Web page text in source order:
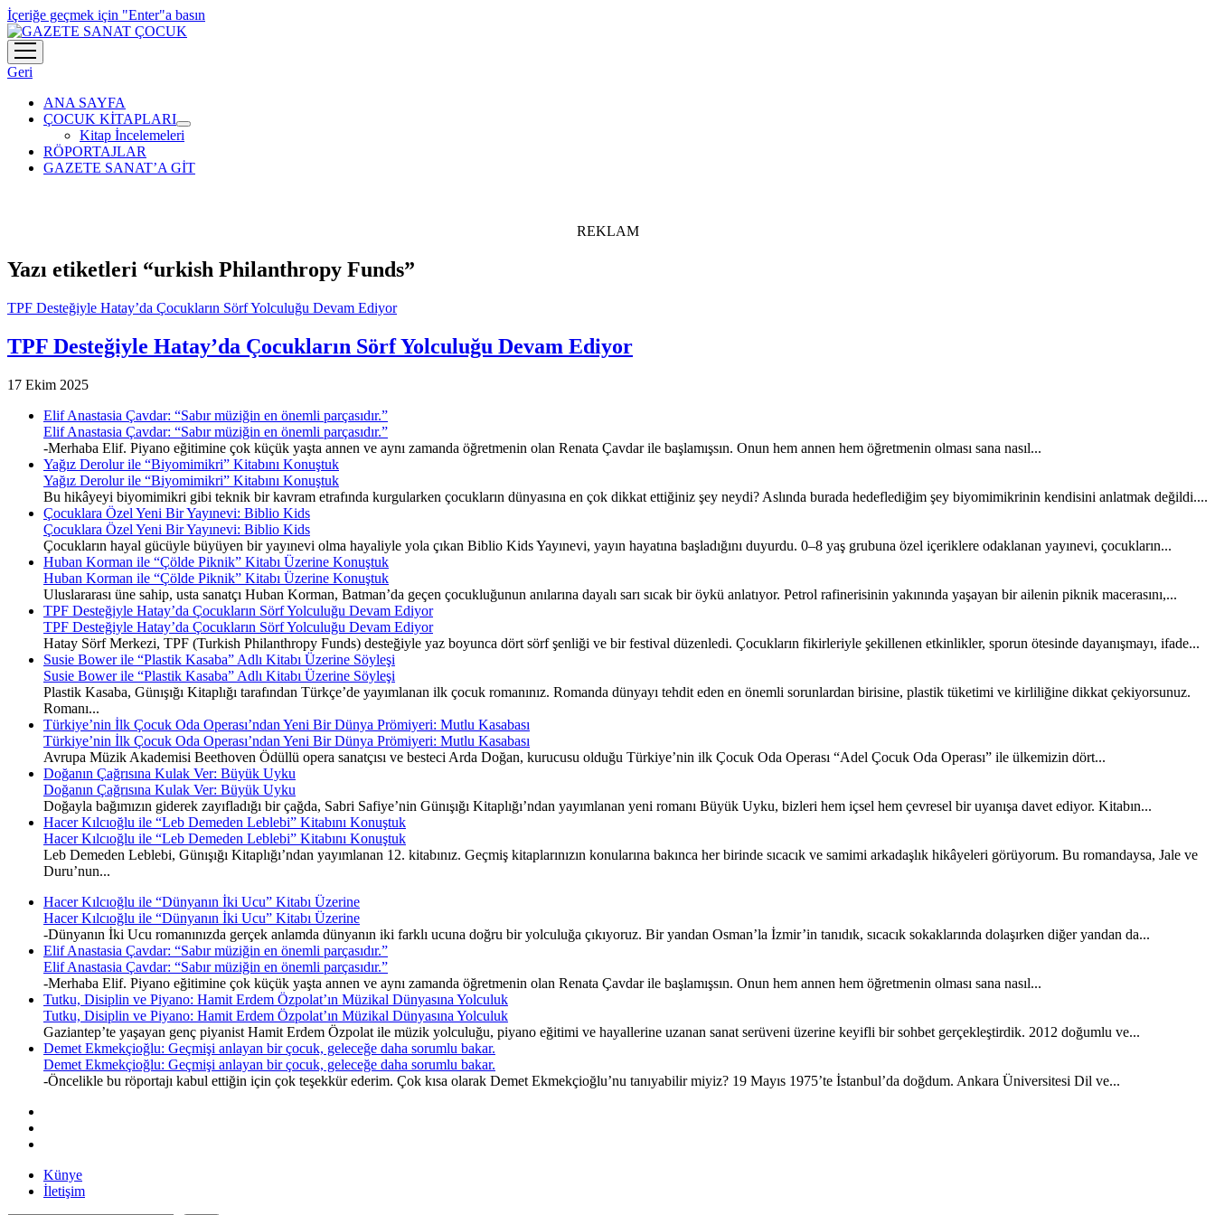
İçeriğe geçmek için "Enter"a basın
menüyü
aç
Geri
ANA SAYFA
ÇOCUK KİTAPLARI
menüyü
aç
Kitap İncelemeleri
RÖPORTAJLAR
GAZETE SANAT’A GİT
REKLAM
Yazı etiketleri “urkish Philanthropy Funds”
TPF Desteğiyle Hatay’da Çocukların Sörf Yolculuğu Devam Ediyor
TPF Desteğiyle Hatay’da Çocukların Sörf Yolculuğu Devam Ediyor
17 Ekim 2025
Elif Anastasia Çavdar: “Sabır müziğin en önemli parçasıdır.”
Elif Anastasia Çavdar: “Sabır müziğin en önemli parçasıdır.”
-Merhaba Elif. Piyano eğitimine çok küçük yaşta annen ve aynı zamanda öğretmenin olan Renata Çavdar ile başlamışsın. Onun hem annen hem öğretmenin olması sana nasıl...
Yağız Derolur ile “Biyomimikri” Kitabını Konuştuk
Yağız Derolur ile “Biyomimikri” Kitabını Konuştuk
Bu hikâyeyi biyomimikri gibi teknik bir kavram etrafında kurgularken çocukların dünyasına en çok dikkat ettiğiniz şey neydi? Aslında burada hedeflediğim şey biyomimikrinin kendisini anlatmak değildi....
Çocuklara Özel Yeni Bir Yayınevi: Biblio Kids
Çocuklara Özel Yeni Bir Yayınevi: Biblio Kids
Çocukların hayal gücüyle büyüyen bir yayınevi olma hayaliyle yola çıkan Biblio Kids Yayınevi, yayın hayatına başladığını duyurdu. 0–8 yaş grubuna özel içeriklere odaklanan yayınevi, çocukların...
Huban Korman ile “Çölde Piknik” Kitabı Üzerine Konuştuk
Huban Korman ile “Çölde Piknik” Kitabı Üzerine Konuştuk
Uluslararası üne sahip, usta sanatçı Huban Korman, Batman’da geçen çocukluğunun anılarına dayalı sarı sıcak bir öykü anlatıyor. Petrol rafinerisinin yakınında yaşayan bir ailenin piknik macerasını,...
TPF Desteğiyle Hatay’da Çocukların Sörf Yolculuğu Devam Ediyor
TPF Desteğiyle Hatay’da Çocukların Sörf Yolculuğu Devam Ediyor
Hatay Sörf Merkezi, TPF (Turkish Philanthropy Funds) desteğiyle yaz boyunca dört sörf şenliği ve bir festival düzenledi. Çocukların fikirleriyle şekillenen etkinlikler, sporun ötesinde dayanışmayı, ifade...
Susie Bower ile “Plastik Kasaba” Adlı Kitabı Üzerine Söyleşi
Susie Bower ile “Plastik Kasaba” Adlı Kitabı Üzerine Söyleşi
Plastik Kasaba, Günışığı Kitaplığı tarafından Türkçe’de yayımlanan ilk çocuk romanınız. Romanda dünyayı tehdit eden en önemli sorunlardan birisine, plastik tüketimi ve kirliliğine dikkat çekiyorsunuz.
Romanı...
Türkiye’nin İlk Çocuk Oda Operası’ndan Yeni Bir Dünya Prömiyeri: Mutlu Kasabası
Türkiye’nin İlk Çocuk Oda Operası’ndan Yeni Bir Dünya Prömiyeri: Mutlu Kasabası
Avrupa Müzik Akademisi Beethoven Ödüllü opera sanatçısı ve besteci Arda Doğan, kurucusu olduğu Türkiye’nin ilk Çocuk Oda Operası “Adel Çocuk Oda Operası” ile ülkemizin dört...
Doğanın Çağrısına Kulak Ver: Büyük Uyku
Doğanın Çağrısına Kulak Ver: Büyük Uyku
Doğayla bağımızın giderek zayıfladığı bir çağda, Sabri Safiye’nin Günışığı Kitaplığı’ndan yayımlanan yeni romanı Büyük Uyku, bizleri hem içsel hem çevresel bir uyanışa davet ediyor. Kitabın...
Hacer Kılcıoğlu ile “Leb Demeden Leblebi” Kitabını Konuştuk
Hacer Kılcıoğlu ile “Leb Demeden Leblebi” Kitabını Konuştuk
Leb Demeden Leblebi, Günışığı Kitaplığı’ndan yayımlanan 12. kitabınız. Geçmiş kitaplarınızın konularına bakınca her birinde sıcacık ve samimi arkadaşlık hikâyeleri görüyorum. Bu romandaysa, Jale ve
Duru’nun...
Hacer Kılcıoğlu ile “Dünyanın İki Ucu” Kitabı Üzerine
Hacer Kılcıoğlu ile “Dünyanın İki Ucu” Kitabı Üzerine
-Dünyanın İki Ucu romanınızda gerçek anlamda dünyanın iki farklı ucuna doğru bir yolculuğa çıkıyoruz. Bir yandan Osman’la İzmir’in tanıdık, sıcacık sokaklarında dolaşırken diğer yandan da...
Elif Anastasia Çavdar: “Sabır müziğin en önemli parçasıdır.”
Elif Anastasia Çavdar: “Sabır müziğin en önemli parçasıdır.”
-Merhaba Elif. Piyano eğitimine çok küçük yaşta annen ve aynı zamanda öğretmenin olan Renata Çavdar ile başlamışsın. Onun hem annen hem öğretmenin olması sana nasıl...
Tutku, Disiplin ve Piyano: Hamit Erdem Özpolat’ın Müzikal Dünyasına Yolculuk
Tutku, Disiplin ve Piyano: Hamit Erdem Özpolat’ın Müzikal Dünyasına Yolculuk
Gaziantep’te yaşayan genç piyanist Hamit Erdem Özpolat ile müzik yolculuğu, piyano eğitimi ve hayallerine uzanan sanat serüveni üzerine keyifli bir sohbet gerçekleştirdik. 2012 doğumlu ve...
Demet Ekmekçioğlu: Geçmişi anlayan bir çocuk, geleceğe daha sorumlu bakar.
Demet Ekmekçioğlu: Geçmişi anlayan bir çocuk, geleceğe daha sorumlu bakar.
-Öncelikle bu röportajı kabul ettiğin için çok teşekkür ederim. Çok kısa olarak Demet Ekmekçioğlu’nu tanıyabilir miyiz? 19 Mayıs 1975’te İstanbul’da doğdum. Ankara Üniversitesi Dil ve...
Künye
İletişim